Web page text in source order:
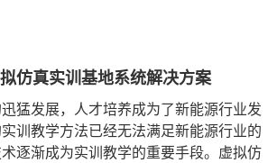
仿真实训基地系统解决方案
猛发展，人才培养成为了新能源行业发
训教学方法已经无法满足新能源行业的
逐渐成为实训教学的重要手段。虚拟仿